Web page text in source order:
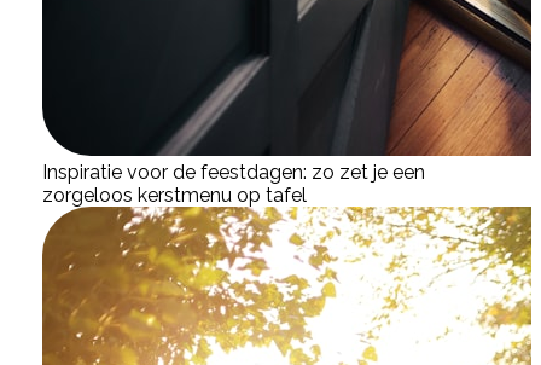
Inspiratie voor de feestdagen: zo zet je een
zorgeloos kerstmenu op tafel